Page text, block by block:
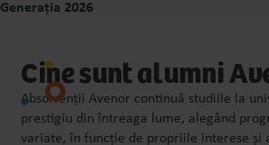
Generația 2026
Cine sunt alumni
Absolvenții Avenor continuă studiile la
prestigiu din întreaga lume, alegând
variate, în funcție de propriile interese și